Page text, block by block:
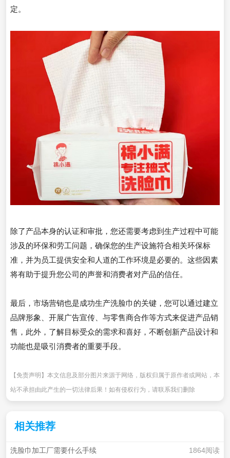
定。
除了产品本身的认证和审批，您还需要考虑到生产过程中可能
涉及的环保和劳工问题，确保您的生产设施符合相关环保标
准，并为员工提供安全和人道的工作环境是必要的。这些因素
将有助于提升您公司的声誉和消费者对产品的信任。
最后，市场营销也是成功生产洗脸巾的关键，您可以通过建立
品牌形象、开展广告宣传、与零售商合作等方式来促进产品销
售，此外，了解目标受众的需求和喜好，不断创新产品设计和
功能也是吸引消费者的重要手段。
【免责声明】本文信息及部分图片来源于网络，版权归属于原作者或网站，本
站不承担由此产生的一切法律后果！如有侵权行为，请联系我们删除
相关推荐
洗脸巾加工厂需要什么手续 1864阅读